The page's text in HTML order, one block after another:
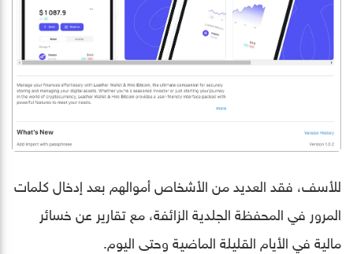
للأسف، فقد العديد من الأشخاص أموالهم بعد إدخال كلمات
المرور في المحفظة الجلدية الزائفة، مع تقارير عن خسائر
مالية في الأيام القليلة الماضية وحتى اليوم.